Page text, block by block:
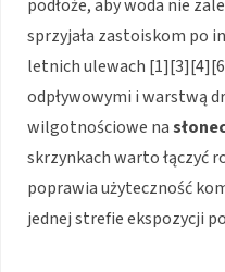
podłoże, aby woda nie
sprzyjała zastoiskom po
letnich ulewach
odpływowymi i warstwą
wilgotnościowe na
skrzynkach warto łączyć
poprawia użyteczność
jednej strefie ekspozycji